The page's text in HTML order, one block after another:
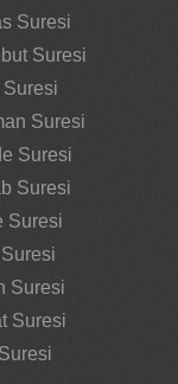
Suresi
Suresi
Suresi
Suresi
Suresi
Suresi
Suresi
Suresi
Suresi